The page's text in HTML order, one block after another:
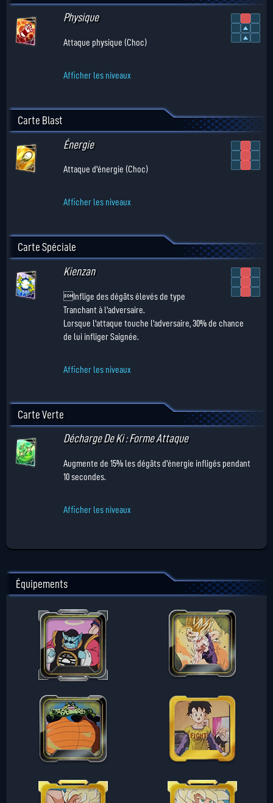
Physique
Attaque physique (Choc)
Afficher les niveaux
Carte Blast
Énergie
Attaque d'énergie (Choc)
Afficher les niveaux
Carte Spéciale
Kienzan
Inflige des dégâts élevés de type
Tranchant à l'adversaire.
Lorsque l'attaque touche l'adversaire, 30% de chance
de lui infliger Saignée.
Afficher les niveaux
Carte Verte
Décharge De Ki : Forme Attaque
Augmente de 15% les dégâts d'énergie infligés pendant
10 secondes.
Afficher les niveaux
Équipements